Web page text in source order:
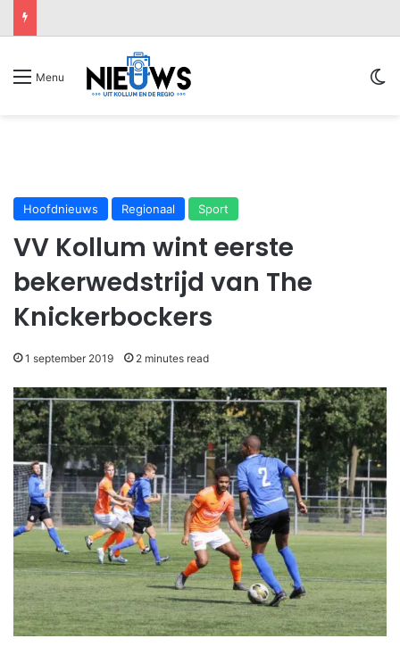
Menu
Hoofdnieuws Regionaal Sport
VV Kollum wint eerste
bekerwedstrijd van The
Knickerbockers
1 september 2019 2 minutes read